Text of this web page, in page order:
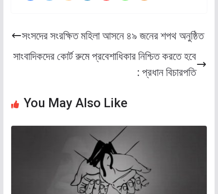
সংসদের সংরক্ষিত মহিলা আসনে ৪৯ জনের শপথ অনুষ্ঠিত
সাংবাদিকদের কোর্ট রুমে প্রবেশাধিকার নিশ্চিত করতে হবে
: প্রধান বিচারপতি
You May Also Like